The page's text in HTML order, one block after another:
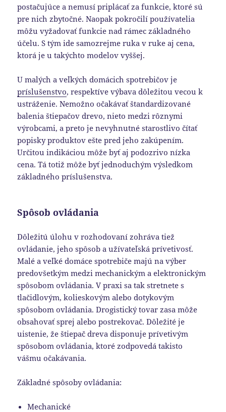
postačujúce a nemusí priplácať za funkcie, ktoré sú
pre nich zbytočné. Naopak pokročilí používatelia
môžu vyžadovať funkcie nad rámec základného
účelu. S tým ide samozrejme ruka v ruke aj cena,
ktorá je u takýchto modelov vyššej.
U malých a veľkých domácich spotrebičov je
príslušenstvo, respektíve výbava dôležitou vecou k
ustráženie. Nemožno očakávať štandardizované
balenia štiepačov drevo, nieto medzi rôznymi
výrobcami, a preto je nevyhnutné starostlivo čítať
popisky produktov ešte pred jeho zakúpením.
Určitou indikáciou môže byť aj podozrivo nízka
cena. Tá totiž môže byť jednoduchým výsledkom
základného príslušenstva.
Spôsob ovládania
Dôležitú úlohu v rozhodovaní zohráva tiež
ovládanie, jeho spôsob a užívateľská prívetivosť.
Malé a veľké domáce spotrebiče majú na výber
predovšetkým medzi mechanickým a elektronickým
spôsobom ovládania. V praxi sa tak stretnete s
tlačidlovým, kolieskovým alebo dotykovým
spôsobom ovládania. Drogistický tovar zasa môže
obsahovať sprej alebo postrekovač. Dôležité je
uistenie, že štiepač dreva disponuje prívetivým
spôsobom ovládania, ktoré zodpovedá takisto
vášmu očakávania.
Základné spôsoby ovládania:
Mechanické